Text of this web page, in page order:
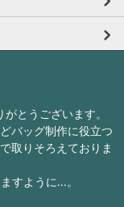
とうございます。
バッグ制作に役立つ
取りそろえておりま
すように...。